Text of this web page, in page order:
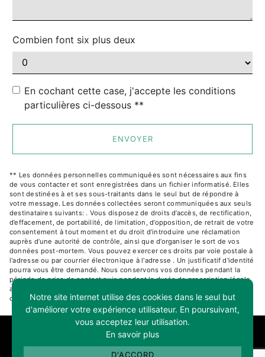
Combien font six plus deux
En cochant cette case, j'accepte les conditions
particulières ci-dessous **
ENVOYER
** Les données personnelles communiquées sont nécessaires aux fins
de vous contacter et sont enregistrées dans un fichier informatisé. Elles
sont destinées à et ses sous-traitants dans le seul but de répondre à
votre message. Les données collectées seront communiquées aux seuls
destinataires suivants: . Vous disposez de droits d’accès, de rectification,
d’effacement, de portabilité, de limitation, d’opposition, de retrait de votre
consentement à tout moment et du droit d’introduire une réclamation
auprès d’une autorité de contrôle, ainsi que d’organiser le sort de vos
données post-mortem. Vous pouvez exercer ces droits par voie postale à
l'adresse ou par courrier électronique à l'adresse . Un justificatif d'identité
pourra vous être demandé. Nous conservons vos données pendant la
période de prise de contact puis pendant la durée de prescription légale
aux fins probatoires et de gestion des contentieux. Consultez le site
cnil.fr pour plus d’informations sur vos droits.
RECHERCHES FRÉQUENTES
Notre site internet utilise des cookies dans le seul but
d'améliorer votre expérience utilisateur. En poursuivant,
vous acceptez leur utilisation.
En savoir plus
D'ACCORD